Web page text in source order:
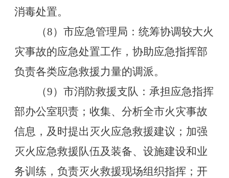
消毒处置。
（8）市应急管理局：统筹协调较大火
灾事故的应急处置工作，协助应急指挥部
负责各类应急救援力量的调派。
（9）市消防救援支队：承担应急指挥
部办公室职责；收集、分析全市火灾事故
信息，及时提出灭火应急救援建议；加强
灭火应急救援队伍及装备、设施建设和业
务训练，负责灭火救援现场组织指挥；开